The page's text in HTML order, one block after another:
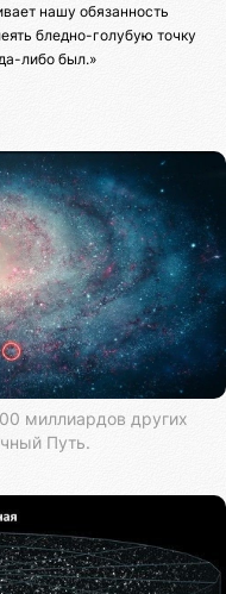
нашу обязанность
бледно-голубую точку
либо был.»
миллиардов других
Путь.